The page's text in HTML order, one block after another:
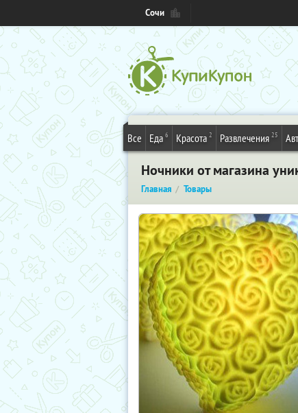
Сочи
Все Еда 6 Красота 2 Развлечения 25
Ночники от магазина
Главная Товары